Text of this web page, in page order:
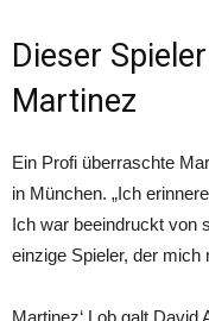
Dieser
Martinez
Ein Profi überraschte
in München. „Ich
Ich war beeindruckt von
einzige Spieler, der mich
Martinez‘ Lob galt